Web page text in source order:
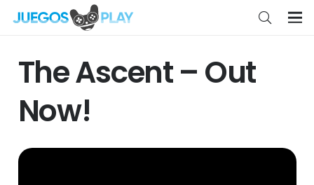
The Ascent – Out
Now!